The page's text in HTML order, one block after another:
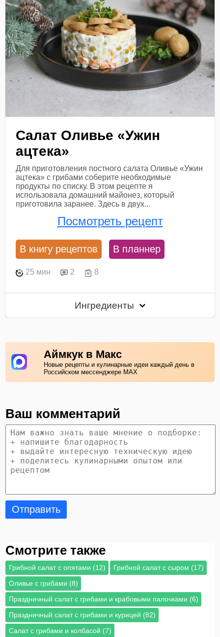
Салат Оливье «Ужин
ацтека»
Для приготовления постного салата Оливье «Ужин
ацтека» с грибами соберите необходимые
продукты по списку. В этом рецепте я
использовала домашний майонез, который
приготовила заранее. Здесь в двух...
Посмотреть рецепт
В книгу рецептов В планнер
25 мин 2 8
Ингредиенты
Аймкук в Макс
Новые рецепты и кулинарные идеи каждый день в
Российском мессенджере MAX
Ваш комментарий
Отправить
Смотрите также
Грибной салат с опятами (12)
Грибной салат с сыром (17)
Оливье с грибами (8)
Праздничный салат с грибами и крабовыми палочками (6)
Праздничный салат с грибами и курицей (82)
Салат с грибами и колбасой (7)